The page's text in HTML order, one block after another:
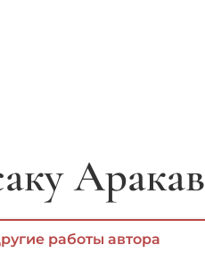
работы автора